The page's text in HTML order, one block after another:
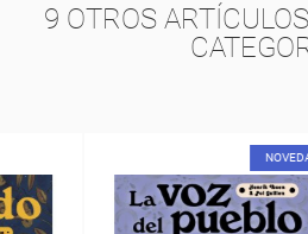
9 OTROS